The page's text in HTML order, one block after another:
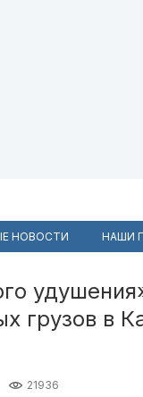
НОВОСТИ НАШИ
грузов в
21936